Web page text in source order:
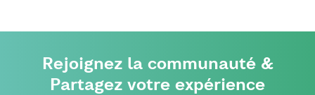
Rejoignez la communauté &
Partagez votre expérience